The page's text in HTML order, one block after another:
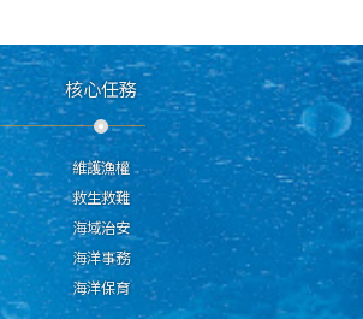
核心任務
維護漁權
救生救難
海域治安
海洋事務
海洋保育